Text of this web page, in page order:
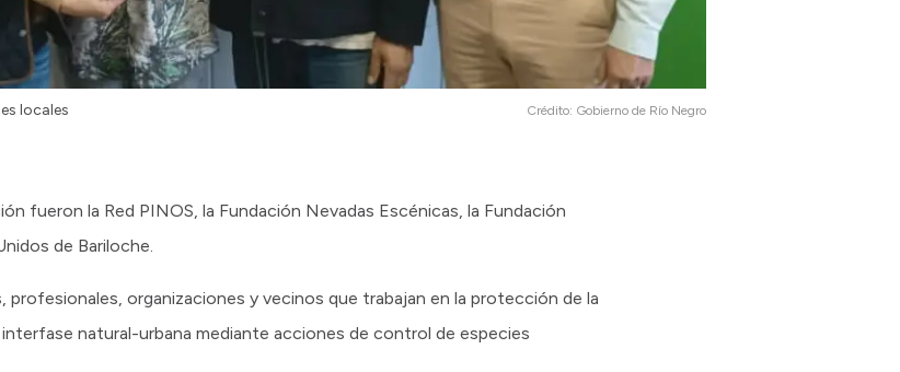
locales Crédito: Gobierno de Río Negro
fueron la Red PINOS, la Fundación Nevadas Escénicas, la Fundación
de Bariloche.
profesionales, organizaciones y vecinos que trabajan en la protección de la
natural-urbana mediante acciones de control de especies